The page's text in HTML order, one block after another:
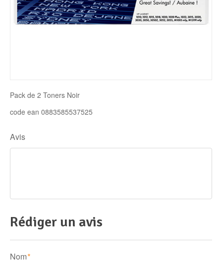
Disque SSD
Pack de 2 Toners Noir
code ean 0883585537525
Avis
Rédiger un avis
Nom *